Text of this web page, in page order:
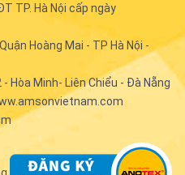
TP. Hà Nội cấp ngày
Hoàng Mai - TP Hà Nội -
Hòa Minh- Liên Chiểu - Đà Nẵng